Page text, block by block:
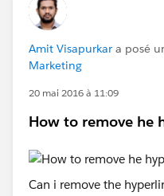
Amit Visapurkar a posé
Marketing
20 mai 2016 à 11:09
How to remove he
Can i remove the